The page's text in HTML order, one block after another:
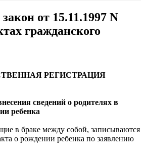
от 15.11.1997 N
гражданского
РЕГИСТРАЦИЯ
сведений о родителях в
ребенка
в браке между собой, записываются
о рождении ребенка по заявлению